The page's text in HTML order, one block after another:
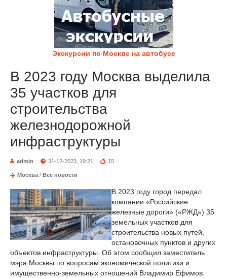
Экскурсии по Москве на автобусе
В 2023 году Москва выделила
35 участков для
строительства
железнодорожной
инфраструктуры
admin 31-12-2023, 19:21 15
Москва / Все новости
В 2023 году город передал
компании «Российские
железные дороги» («РЖД») 35
земельных участков для
строительства новых путей,
остановочных пунктов и других
объектов инфраструктуры. Об этом сообщил заместитель
мэра Москвы по вопросам экономической политики и
имущественно-земельных отношений Владимир Ефимов.